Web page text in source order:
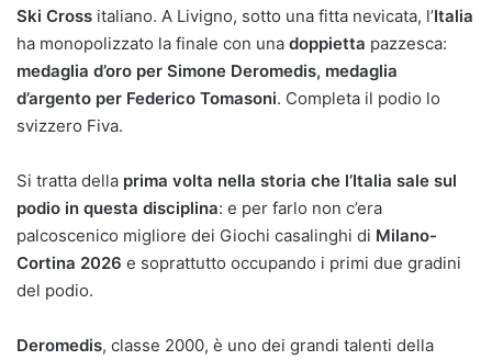
Ski Cross italiano. A Livigno, sotto una fitta nevicata, l’Italia
ha monopolizzato la finale con una doppietta pazzesca:
medaglia d’oro per Simone Deromedis, medaglia
d’argento per Federico Tomasoni. Completa il podio lo
svizzero Fiva.
Si tratta della prima volta nella storia che l’Italia sale sul
podio in questa disciplina: e per farlo non c’era
palcoscenico migliore dei Giochi casalinghi di Milano-
Cortina 2026 e soprattutto occupando i primi due gradini
del podio.
Deromedis, classe 2000, è uno dei grandi talenti della